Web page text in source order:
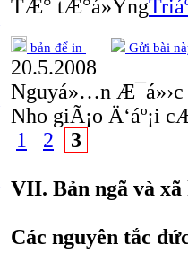
TÆ° tÆ°á»Ÿng
bản để in Gửi bài
20.5.2008
Nguyá»…n Æ¯á»›c
Nho giÃ¡o Ä‘áº¡i
1
2 3
VII. Bản ngã và xã
Các nguyên tắc